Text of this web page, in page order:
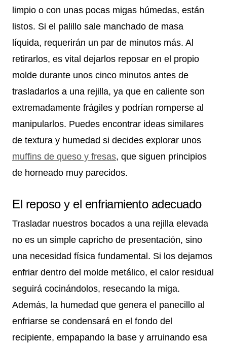
limpio o con unas pocas migas húmedas, están
listos. Si el palillo sale manchado de masa
líquida, requerirán un par de minutos más. Al
retirarlos, es vital dejarlos reposar en el propio
molde durante unos cinco minutos antes de
trasladarlos a una rejilla, ya que en caliente son
extremadamente frágiles y podrían romperse al
manipularlos. Puedes encontrar ideas similares
de textura y humedad si decides explorar unos
muffins de queso y fresas, que siguen principios
de horneado muy parecidos.
El reposo y el enfriamiento adecuado
Trasladar nuestros bocados a una rejilla elevada
no es un simple capricho de presentación, sino
una necesidad física fundamental. Si los dejamos
enfriar dentro del molde metálico, el calor residual
seguirá cocinándolos, resecando la miga.
Además, la humedad que genera el panecillo al
enfriarse se condensará en el fondo del
recipiente, empapando la base y arruinando esa